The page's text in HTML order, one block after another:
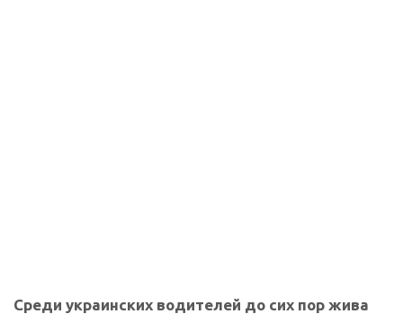
Среди украинских водителей до сих пор жива